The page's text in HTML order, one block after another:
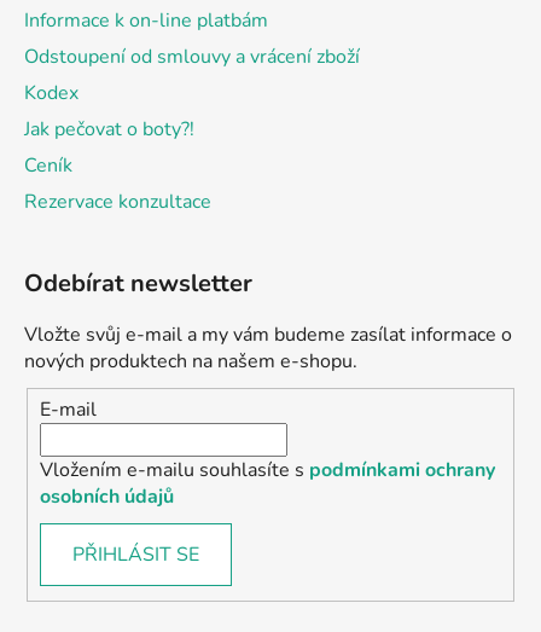
Informace k on-line platbám
Odstoupení od smlouvy a vrácení zboží
Kodex
Jak pečovat o boty?!
Ceník
Rezervace konzultace
Odebírat newsletter
Vložte svůj e-mail a my vám budeme zasílat informace o
nových produktech na našem e-shopu.
E-mail
Vložením e-mailu souhlasíte s podmínkami ochrany
osobních údajů
PŘIHLÁSIT SE